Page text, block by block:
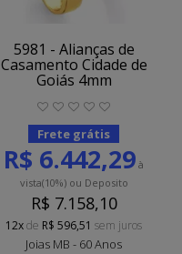
5981 - Alianças de
Casamento Cidade de
Goiás 4mm
Frete grátis
R$ 6.442,29 à
vista(10%)ou Deposito
R$ 7.158,10
12xde R$ 596,51 sem juros
Joias MB - 60 Anos